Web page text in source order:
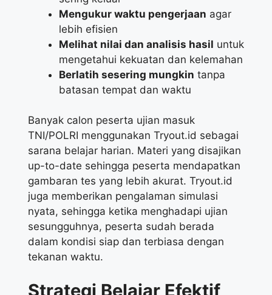
Mengukur waktu pengerjaan agar
lebih efisien
Melihat nilai dan analisis hasil untuk
mengetahui kekuatan dan kelemahan
Berlatih sesering mungkin tanpa
batasan tempat dan waktu
Banyak calon peserta ujian masuk
TNI/POLRI menggunakan Tryout.id sebagai
sarana belajar harian. Materi yang disajikan
up-to-date sehingga peserta mendapatkan
gambaran tes yang lebih akurat. Tryout.id
juga memberikan pengalaman simulasi
nyata, sehingga ketika menghadapi ujian
sesungguhnya, peserta sudah berada
dalam kondisi siap dan terbiasa dengan
tekanan waktu.
Strategi Belajar Efektif